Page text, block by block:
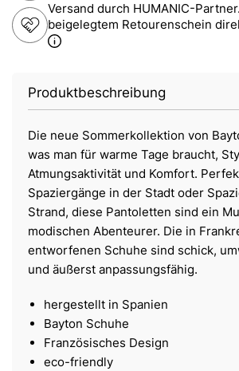
Versand durch HUMANIC-
beigelegtem Retourenschein
Produktbeschreibung
Die neue Sommerkollektion von
was man für warme Tage braucht,
Atmungsaktivität und Komfort.
Spaziergänge in der Stadt oder
Strand, diese Pantoletten sind ein
modischen Abenteurer. Die in
entworfenen Schuhe sind schick,
und äußerst anpassungsfähig.
hergestellt in Spanien
Bayton Schuhe
Französisches Design
eco-friendly